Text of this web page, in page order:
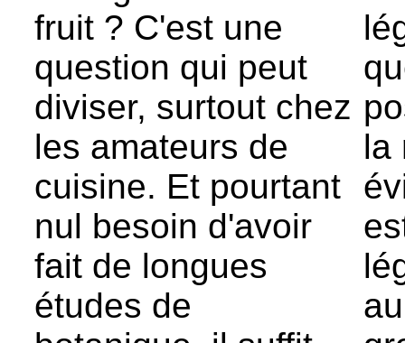
fruit ? C'est une
question qui peut
diviser, surtout chez
les amateurs de
cuisine. Et pourtant
nul besoin d'avoir
fait de longues
études de
la